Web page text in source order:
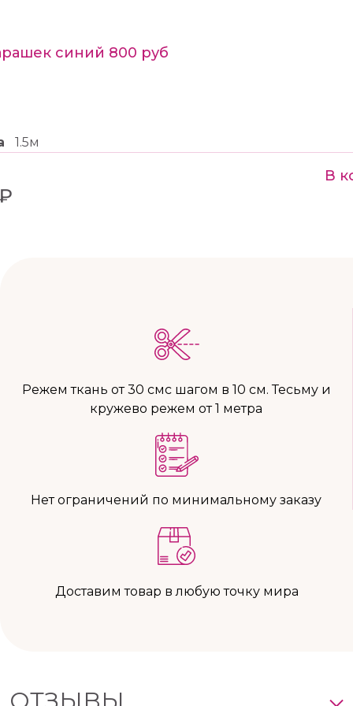
синий 800 руб
1.5м
В
Режем ткань от 30 смс шагом в 10 см. Тесьму и
кружево режем от 1 метра
Нет ограничений по минимальному заказу
Доставим товар в любую точку мира